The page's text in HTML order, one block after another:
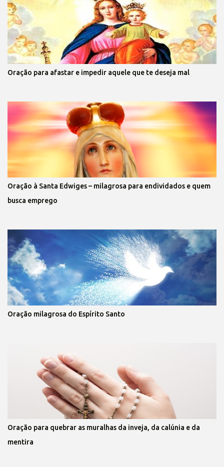
Oração para afastar e impedir aquele que te deseja mal
Oração à Santa Edwiges – milagrosa para endividados e quem
busca emprego
Oração milagrosa do Espírito Santo
Oração para quebrar as muralhas da inveja, da calúnia e da
mentira